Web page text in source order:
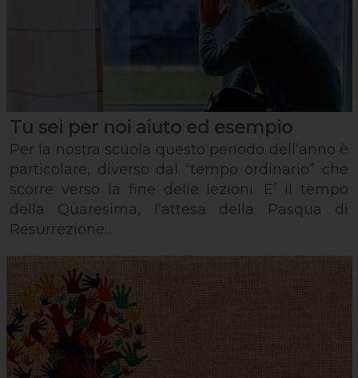
Tu sei per noi aiuto ed esempio
Per la nostra scuola questo periodo dell’anno è
particolare, diverso dal “tempo ordinario” che
scorre verso la fine delle lezioni. E’ il tempo
della Quaresima, l’attesa della Pasqua di
Resurrezione...